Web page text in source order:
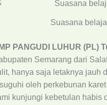
Suasana
PANGUDI LUHUR (PL)
Semarang dari
hanya saja letaknya jauh
oleh perkebunan
kunjungi kebetulan habis